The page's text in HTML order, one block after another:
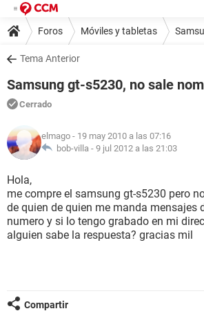
Foros Móviles y tabletas
Tema Anterior
Samsung gt-s5230, no sale
Cerrado
elmago - 19 may 2010 a las 07:16
bob-villa - 9 jul 2012 a las 21:03
Hola,
me compre el samsung gt-s5230 pero
de quien de quien me manda mensajes
numero y si lo tengo grabado en mi
alguien sabe la respuesta? gracias mil
Compartir